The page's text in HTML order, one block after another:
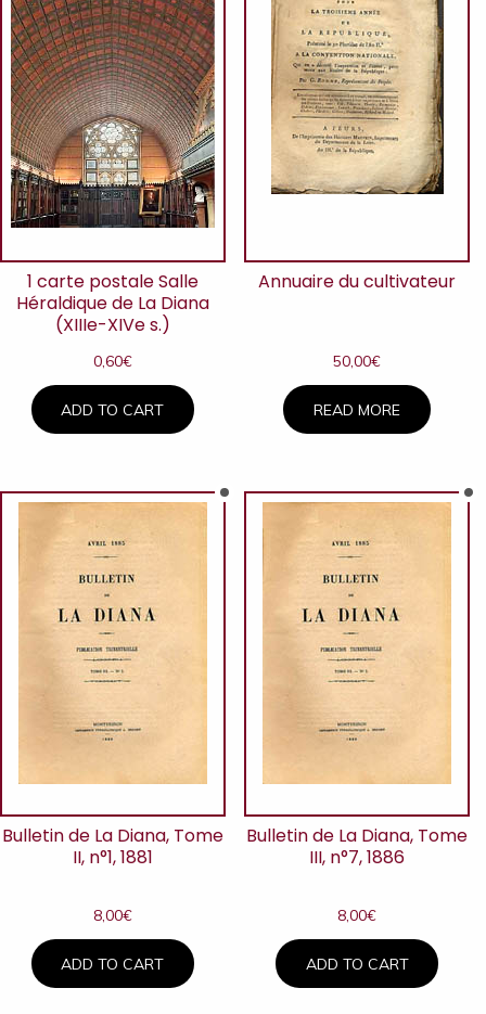
1 carte postale Salle
Héraldique de La Diana
(XIIIe-XIVe s.)
0,60€
ADD TO CART
Annuaire du cultivateur
50,00€
READ MORE
Bulletin de La Diana, Tome
II, n°1, 1881
8,00€
ADD TO CART
Bulletin de La Diana, Tome
III, n°7, 1886
8,00€
ADD TO CART